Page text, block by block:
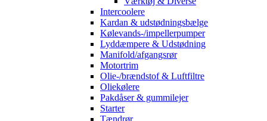
Intercoolere
Kardan & udstødningsbælge
Kølevands-/impellerpumper
Lyddæmpere & Udstødning
Manifold/afgangsrør
Motortrim
Olie-/brændstof & Luftfiltre
Oliekølere
Pakdåser & gummilejer
Starter